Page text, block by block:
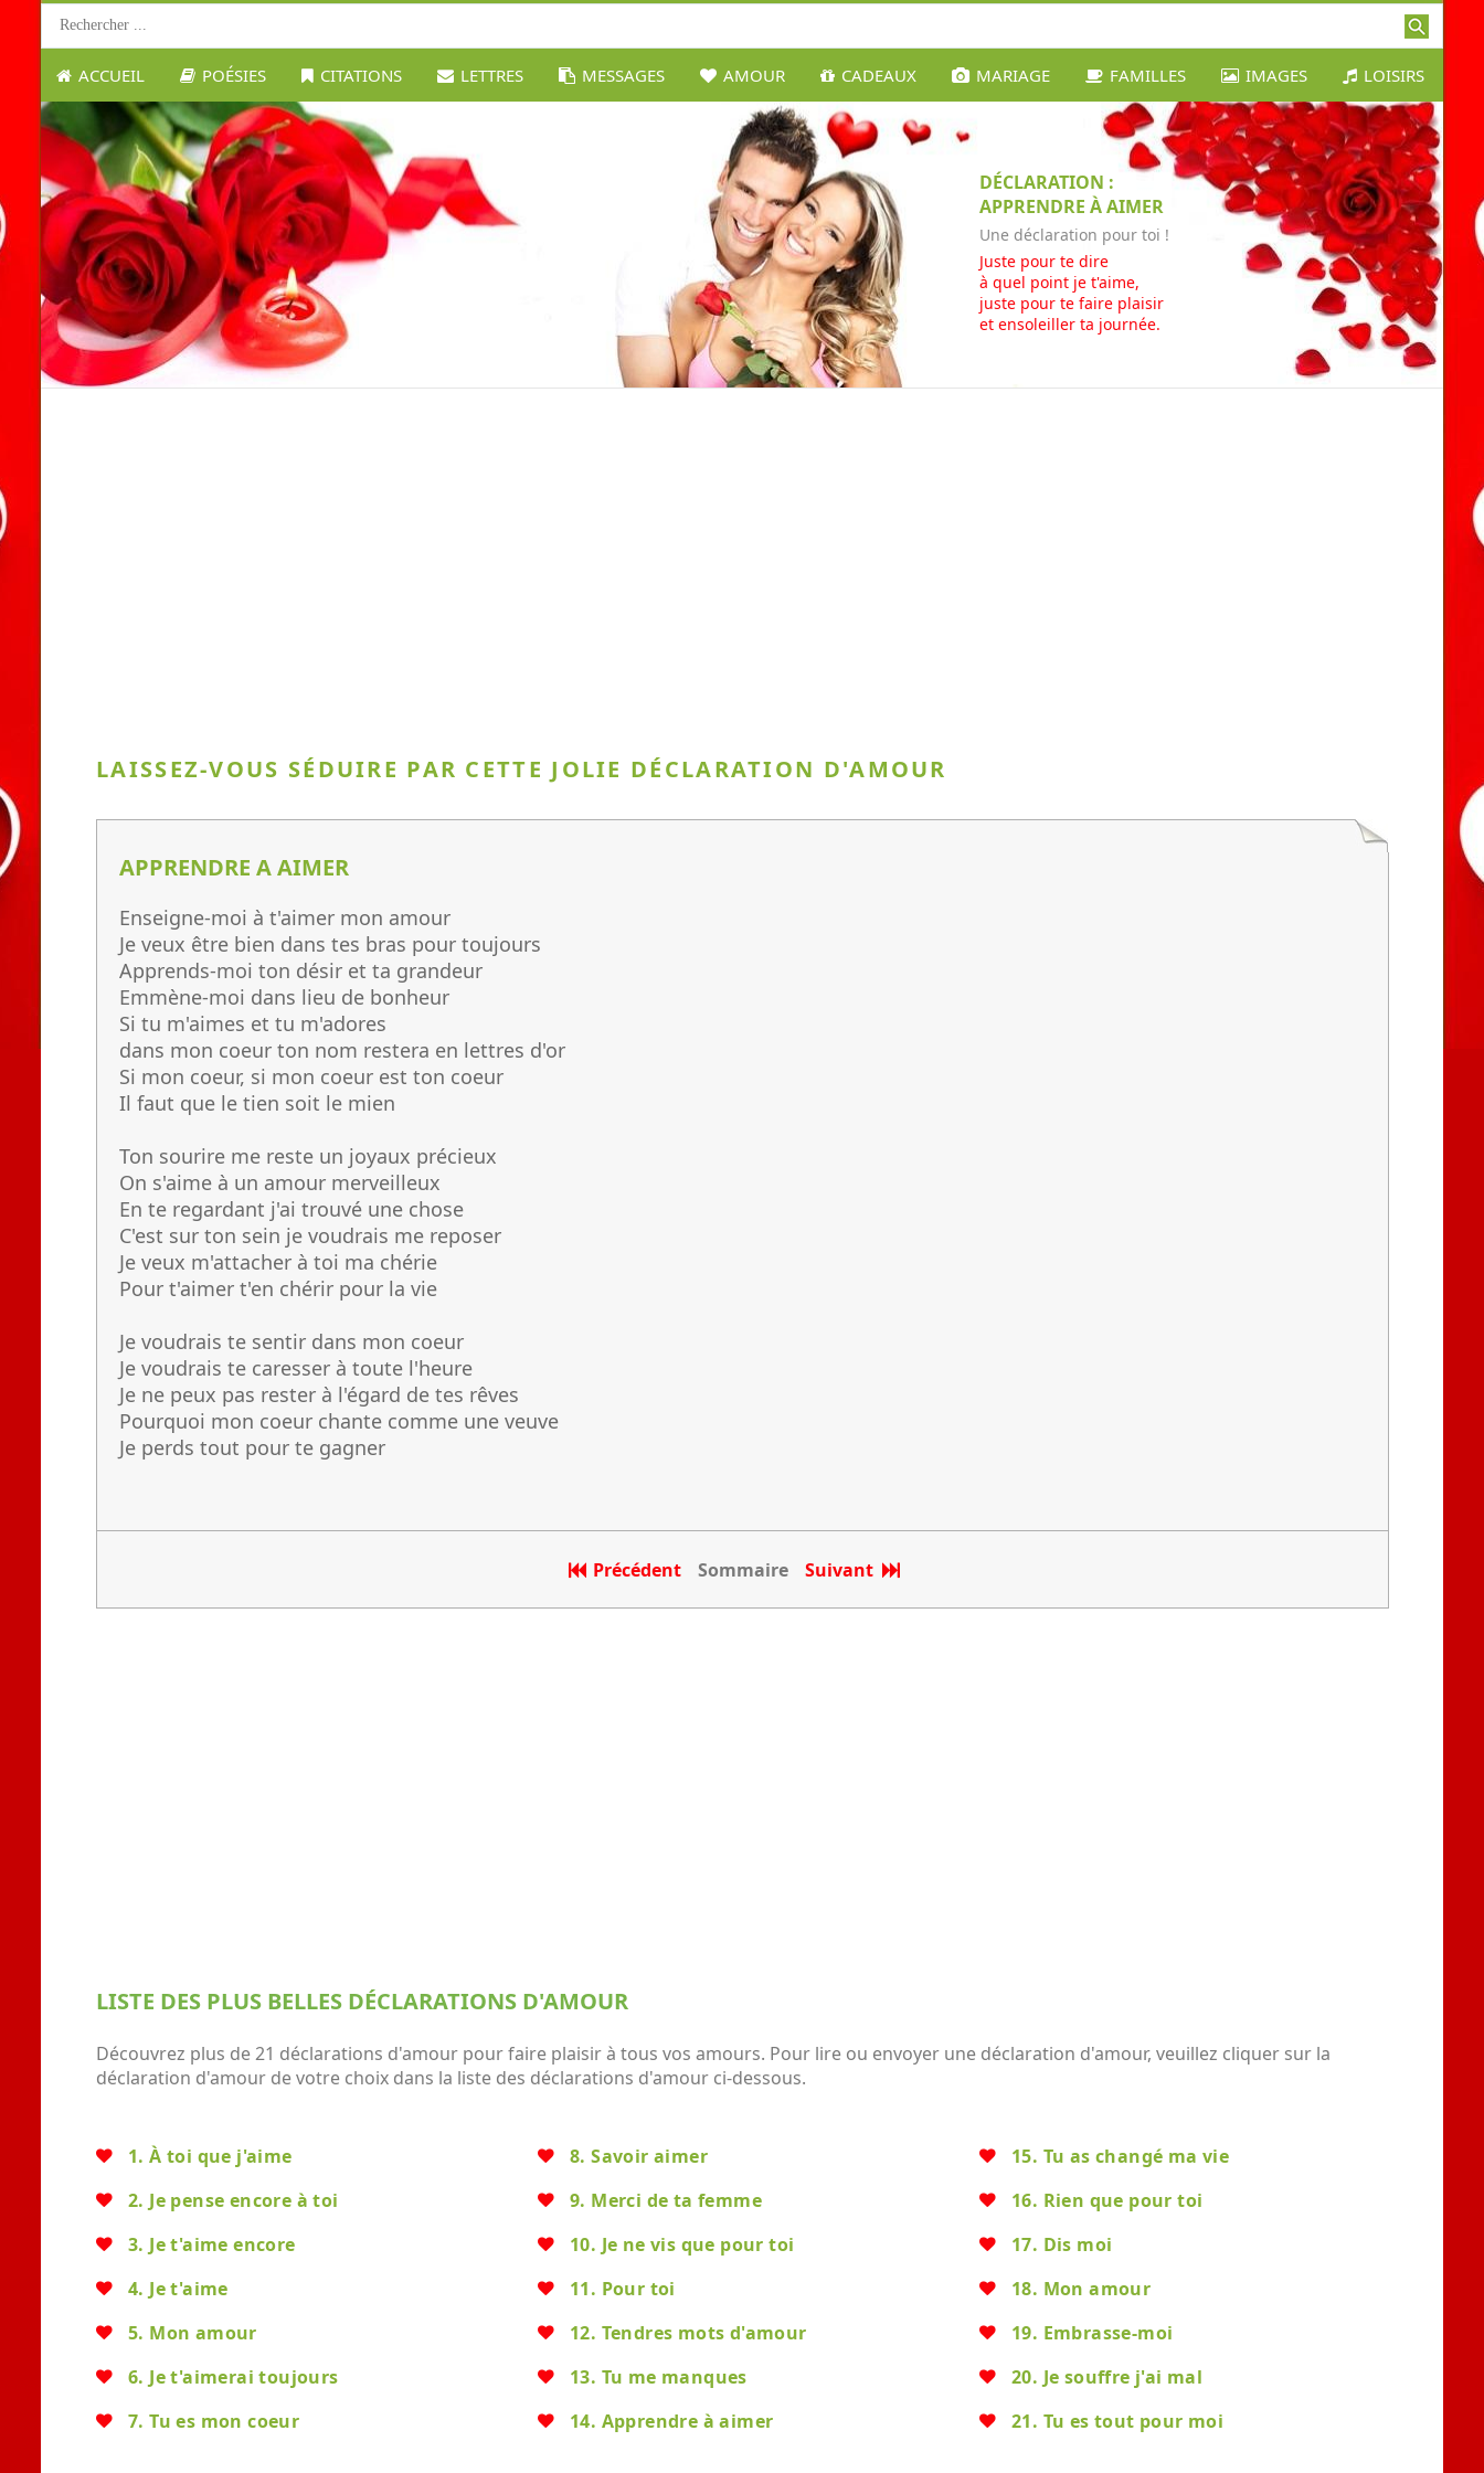
ACCUEIL POÉSIES CITATIONS LETTRES MESSAGES AMOUR CADEAUX MARIAGE FAMILLES IMAGES LOISIRS
DÉCLARATION :
APPRENDRE À AIMER
Une déclaration pour toi !
Juste pour te dire
à quel point je t'aime,
juste pour te faire plaisir
et ensoleiller ta journée.
LAISSEZ-VOUS SÉDUIRE PAR CETTE JOLIE DÉCLARATION D'AMOUR
APPRENDRE A AIMER
Enseigne-moi à t'aimer mon amour
Je veux être bien dans tes bras pour toujours
Apprends-moi ton désir et ta grandeur
Emmène-moi dans lieu de bonheur
Si tu m'aimes et tu m'adores
dans mon coeur ton nom restera en lettres d'or
Si mon coeur, si mon coeur est ton coeur
Il faut que le tien soit le mien
Ton sourire me reste un joyaux précieux
On s'aime à un amour merveilleux
En te regardant j'ai trouvé une chose
C'est sur ton sein je voudrais me reposer
Je veux m'attacher à toi ma chérie
Pour t'aimer t'en chérir pour la vie
Je voudrais te sentir dans mon coeur
Je voudrais te caresser à toute l'heure
Je ne peux pas rester à l'égard de tes rêves
Pourquoi mon coeur chante comme une veuve
Je perds tout pour te gagner
Précédent Sommaire Suivant
LISTE DES PLUS BELLES DÉCLARATIONS D'AMOUR
Découvrez plus de 21 déclarations d'amour pour faire plaisir à tous vos amours. Pour lire ou envoyer une déclaration d'amour, veuillez cliquer sur la
déclaration d'amour de votre choix dans la liste des déclarations d'amour ci-dessous.
1. À toi que j'aime
2. Je pense encore à toi
3. Je t'aime encore
4. Je t'aime
5. Mon amour
6. Je t'aimerai toujours
7. Tu es mon coeur
8. Savoir aimer
9. Merci de ta femme
10. Je ne vis que pour toi
11. Pour toi
12. Tendres mots d'amour
13. Tu me manques
14. Apprendre à aimer
15. Tu as changé ma vie
16. Rien que pour toi
17. Dis moi
18. Mon amour
19. Embrasse-moi
20. Je souffre j'ai mal
21. Tu es tout pour moi